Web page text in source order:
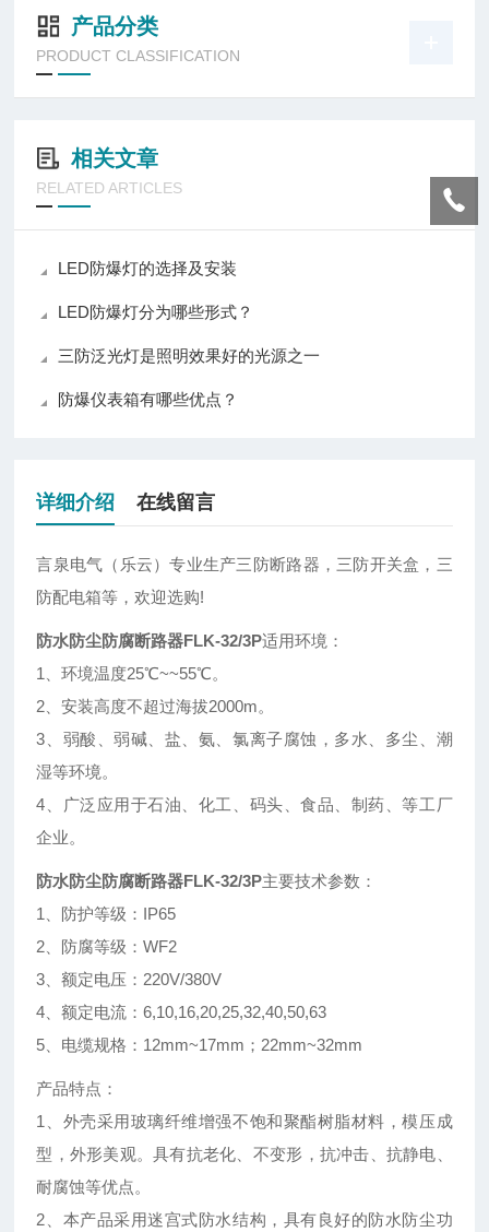
产品分类
PRODUCT CLASSIFICATION
相关文章
RELATED ARTICLES
LED防爆灯的选择及安装
LED防爆灯分为哪些形式？
三防泛光灯是照明效果好的光源之一
防爆仪表箱有哪些优点？
详细介绍 在线留言
言泉电气（乐云）专业生产三防断路器，三防开关盒，三
防配电箱等，欢迎选购!
防水防尘防腐断路器FLK-32/3P适用环境：
1、环境温度25℃~~55℃。
2、安装高度不超过海拔2000m。
3、弱酸、弱碱、盐、氨、氯离子腐蚀，多水、多尘、潮
湿等环境。
4、广泛应用于石油、化工、码头、食品、制药、等工厂
企业。
防水防尘防腐断路器FLK-32/3P主要技术参数：
1、防护等级：IP65
2、防腐等级：WF2
3、额定电压：220V/380V
4、额定电流：6,10,16,20,25,32,40,50,63
5、电缆规格：12mm~17mm；22mm~32mm
产品特点：
1、外壳采用玻璃纤维增强不饱和聚酯树脂材料，模压成
型，外形美观。具有抗老化、不变形，抗冲击、抗静电、
耐腐蚀等优点。
2、本产品采用迷宫式防水结构，具有良好的防水防尘功